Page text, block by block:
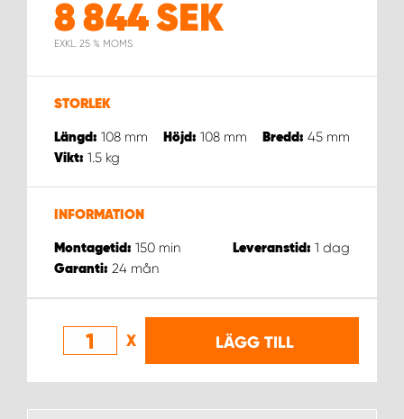
8 844SEK
EXKL. 25 % MOMS
STORLEK
Längd: 108 mm Höjd: 108 mm Bredd: 45 mm
Vikt: 1.5 kg
INFORMATION
Montagetid: 150 min Leveranstid: 1 dag
Garanti: 24 mån
X LÄGG TILL
WORK SYSTEM STOCKHOLM NORR
WORK SYSTEM SUNDSVALL
WORK SYSTEM TRESTAD
WORK SYSTEM UMEÅ
WORK SYSTEM UPPSALA
WORK SYSTEM VÄSTERÅS